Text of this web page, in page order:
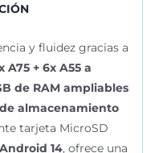
y fluidez gracias a
A75 + 6x A55 a
de RAM ampliables
de almacenamiento
tarjeta MicroSD
Android 14, ofrece una